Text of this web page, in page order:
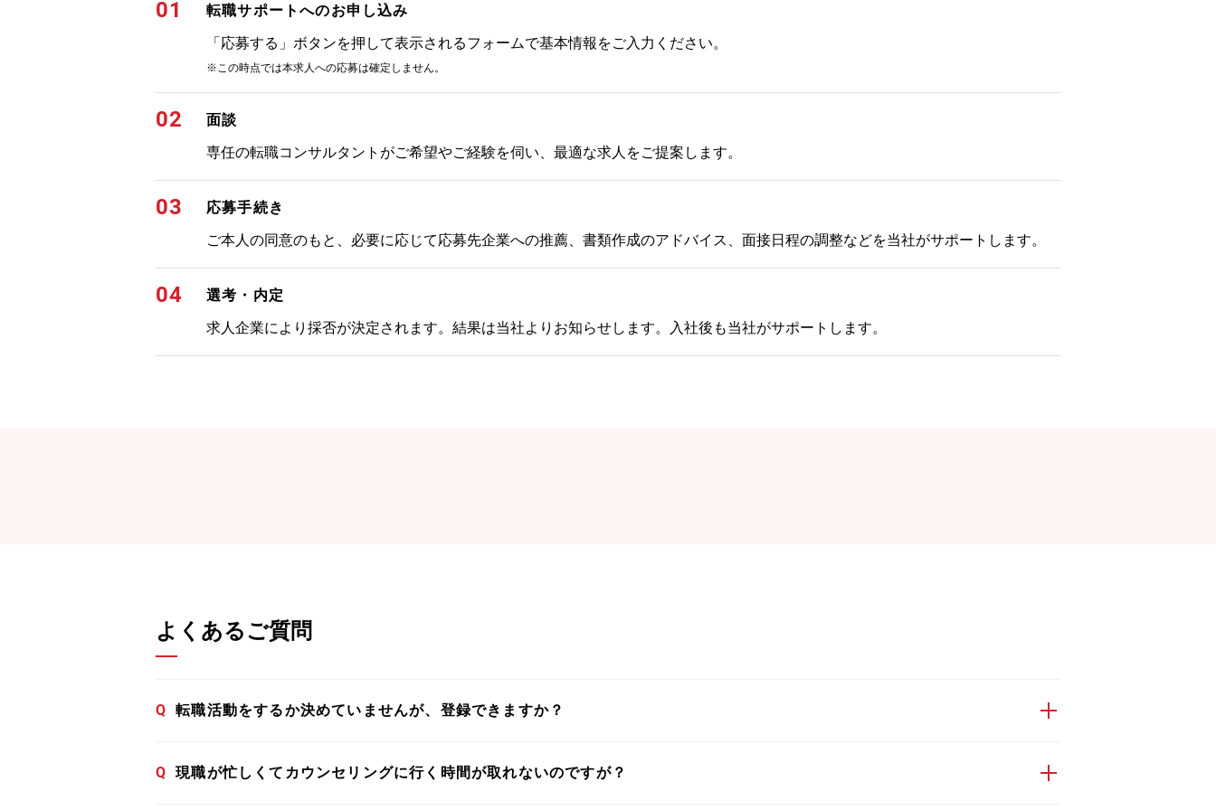
01
転職サポートへのお申し込み
「応募する」ボタンを押して表示されるフォームで基本情報をご入力ください。
※この時点では本求人への応募は確定しません。
02
面談
専任の転職コンサルタントがご希望やご経験を伺い、最適な求人をご提案します。
03
応募手続き
ご本人の同意のもと、必要に応じて応募先企業への推薦、書類作成のアドバイス、面接日程の調整などを当社がサポートします。
04
選考・内定
求人企業により採否が決定されます。結果は当社よりお知らせします。入社後も当社がサポートします。
よくあるご質問
Q 転職活動をするか決めていませんが、登録できますか？
Q 現職が忙しくてカウンセリングに行く時間が取れないのですが？